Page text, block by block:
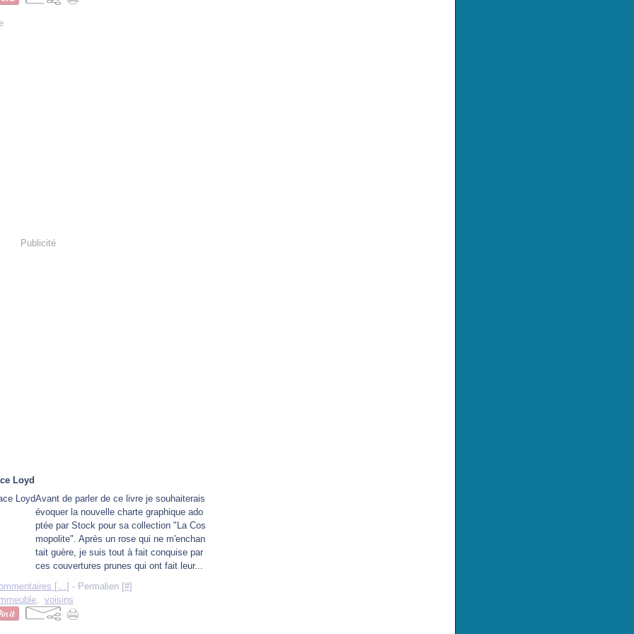
Publicité
Loyd
Avant de parler de ce livre je souhaiterais
évoquer la nouvelle charte graphique ado
ptée par Stock pour sa collection "La Cos
mopolite". Après un rose qui ne m'enchan
tait guère, je suis tout à fait conquise par
ces couvertures prunes qui ont fait leur...
[…] - Permalien [#]
, voisins